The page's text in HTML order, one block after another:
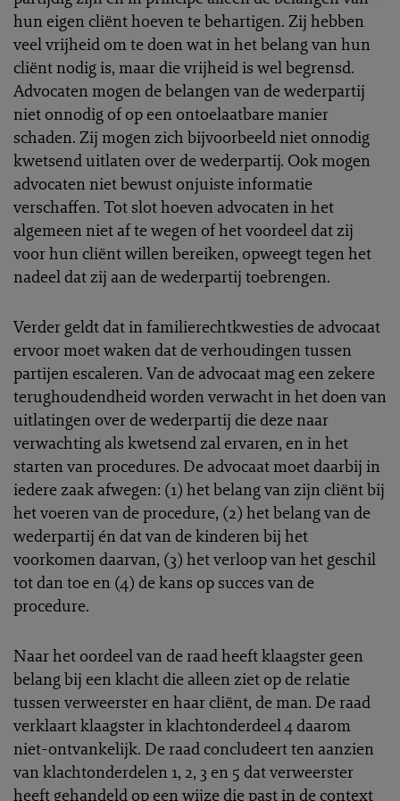
hun eigen cliënt hoeven te behartigen. Zij hebben
veel vrijheid om te doen wat in het belang van hun
cliënt nodig is, maar die vrijheid is wel begrensd.
Advocaten mogen de belangen van de wederpartij
niet onnodig of op een ontoelaatbare manier
schaden. Zij mogen zich bijvoorbeeld niet onnodig
kwetsend uitlaten over de wederpartij. Ook mogen
advocaten niet bewust onjuiste informatie
verschaffen. Tot slot hoeven advocaten in het
algemeen niet af te wegen of het voordeel dat zij
voor hun cliënt willen bereiken, opweegt tegen het
nadeel dat zij aan de wederpartij toebrengen.
Verder geldt dat in familierechtkwesties de advocaat
ervoor moet waken dat de verhoudingen tussen
partijen escaleren. Van de advocaat mag een zekere
terughoudendheid worden verwacht in het doen van
uitlatingen over de wederpartij die deze naar
verwachting als kwetsend zal ervaren, en in het
starten van procedures. De advocaat moet daarbij in
iedere zaak afwegen: (1) het belang van zijn cliënt bij
het voeren van de procedure, (2) het belang van de
wederpartij én dat van de kinderen bij het
voorkomen daarvan, (3) het verloop van het geschil
tot dan toe en (4) de kans op succes van de
procedure.
Naar het oordeel van de raad heeft klaagster geen
belang bij een klacht die alleen ziet op de relatie
tussen verweerster en haar cliënt, de man. De raad
verklaart klaagster in klachtonderdeel 4 daarom
niet-ontvankelijk. De raad concludeert ten aanzien
van klachtonderdelen 1, 2, 3 en 5 dat verweerster
heeft gehandeld op een wijze die past in de context